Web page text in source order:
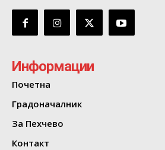
Информации
Почетна
Градоначалник
За Пехчево
Контакт